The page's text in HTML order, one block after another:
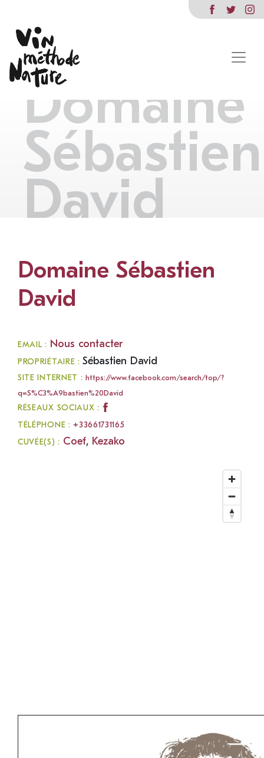
Domaine
Sébastien
David
Domaine Sébastien
David
EMAIL : Nous contacter
PROPRIÉTAIRE :Sébastien David
SITE INTERNET :https://www.facebook.com/search/top/?
q=S%C3%A9bastien%20David
RÉSEAUX SOCIAUX :
TÉLÉPHONE :+33661731165
CUVÉE(S) : Coef, Kezako